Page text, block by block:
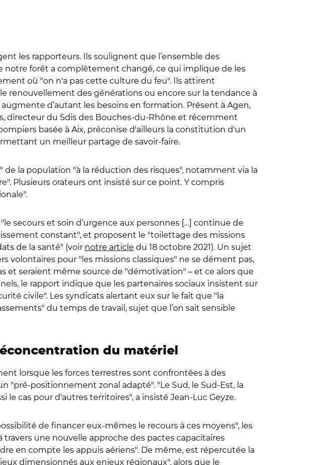
les rapporteurs. Ils soulignent que l’ensemble des
notre forêt a complètement changé, ce qui implique de les
où "on n'a pas cette culture du feu". Ils attirent
renouvellement des générations ou encore sur la tendance à
d’autant les besoins en formation. Présent à Agen,
directeur du Sdis des Bouches-du-Rhône et récemment
basée à Aix, préconise d'ailleurs la constitution d'un
un meilleur partage de savoir-faire.
la population "à la réduction des risques", notamment via la
Plusieurs orateurs ont insisté sur ce point. Y compris
secours et soin d’urgence aux personnes […] continue de
constant", et proposent le "toilettage des missions
de la santé" (voir notre article du 18 octobre 2021). Un sujet
volontaires pour "les missions classiques" ne se dément pas,
et seraient même source de "démotivation" – et ce alors que
le rapport indique que les partenaires sociaux insistent sur
civile". Les syndicats alertant eux sur le fait que "la
du temps de travail, sujet que l’on sait sensible
du matériel
lorsque les forces terrestres sont confrontées à des
"pré-positionnement zonal adapté". "Le Sud, le Sud-Est, la
cas pour d'autres territoires", a insisté Jean-Luc Geyze.
de financer eux-mêmes le recours à ces moyens", les
une nouvelle approche des pactes capacitaires
en compte les appuis aériens". De même, est répercutée la
dimensionnés aux enjeux régionaux", alors que le